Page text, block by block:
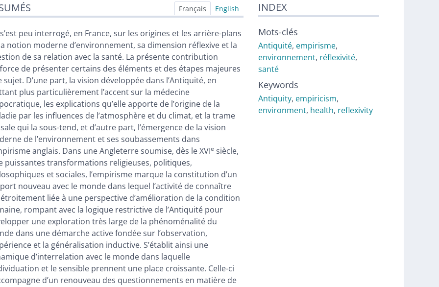
cet article
Français English
peu interrogé, en France, sur les origines et les arrière-plans
notion moderne d’environnement, sa dimension réflexive et la
de sa relation avec la santé. La présente contribution
de présenter certains des éléments et des étapes majeures
sujet. D’une part, la vision développée dans l’Antiquité, en
plus particulièrement l’accent sur la médecine
les explications qu’elle apporte de l’origine de la
par les influences de l’atmosphère et du climat, et la trame
qui la sous-tend, et d’autre part, l’émergence de la vision
de l’environnement et ses soubassements dans
anglais. Dans une Angleterre soumise, dès le XVIe siècle,
puissantes transformations religieuses, politiques,
et sociales, l’empirisme marque la constitution d’un
nouveau avec le monde dans lequel l’activité de connaître
liée à une perspective d’amélioration de la condition
rompant avec la logique restrictive de l’Antiquité pour
une exploration très large de la phénoménalité du
dans une démarche active fondée sur l’observation,
et la généralisation inductive. S’établit ainsi une
d’interrelation avec le monde dans laquelle
et le sensible prennent une place croissante. Celle-ci
d’un renouveau des questionnements en matière de
INDEX
Mots-clés
Antiquité, empirisme,
environnement, réflexivité,
santé
Keywords
Antiquity, empiricism,
environment, health, reflexivity